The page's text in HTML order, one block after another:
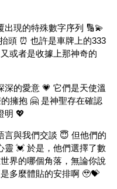
出現的特殊數字序列 🔢💫
頭 ⏰ 也許是車牌上的333
或者是收據上那神奇的
的愛意 💗 它們是天使溫
擁抱 🤗 是神聖存在確認
明 💖
言與我們交談 😇 但他們的
靈 💓 於是，他們選擇了數
界的哪個角落，無論你說
多麼體貼的安排啊 🥹💝